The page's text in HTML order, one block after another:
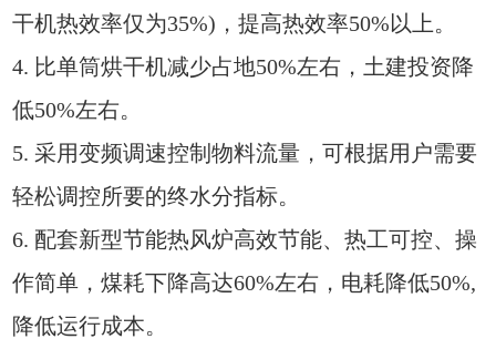
干机热效率仅为35%)，提高热效率50%以上。
4. 比单筒烘干机减少占地50%左右，土建投资降
低50%左右。
5. 采用变频调速控制物料流量，可根据用户需要
轻松调控所要的终水分指标。
6. 配套新型节能热风炉高效节能、热工可控、操
作简单，煤耗下降高达60%左右，电耗降低50%,
降低运行成本。